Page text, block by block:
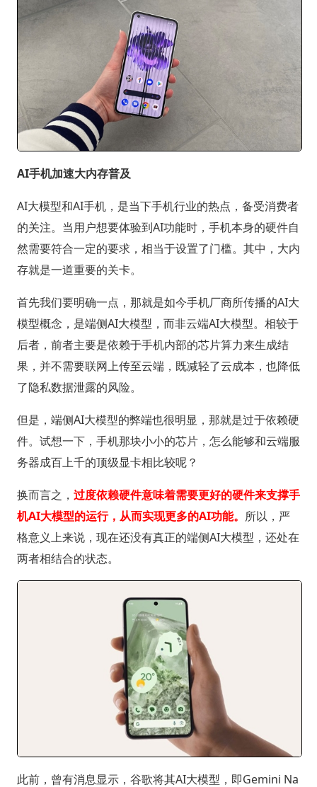
AI手机加速大内存普及
AI大模型和AI手机，是当下手机行业的热点，备受消费者
的关注。当用户想要体验到AI功能时，手机本身的硬件自
然需要符合一定的要求，相当于设置了门槛。其中，大内
存就是一道重要的关卡。
首先我们要明确一点，那就是如今手机厂商所传播的AI大
模型概念，是端侧AI大模型，而非云端AI大模型。相较于
后者，前者主要是依赖于手机内部的芯片算力来生成结
果，并不需要联网上传至云端，既减轻了云成本，也降低
了隐私数据泄露的风险。
但是，端侧AI大模型的弊端也很明显，那就是过于依赖硬
件。试想一下，手机那块小小的芯片，怎么能够和云端服
务器成百上千的顶级显卡相比较呢？
换而言之， 过度依赖硬件意味着需要更好的硬件来支撑手
机AI大模型的运行，从而实现更多的AI功能。 所以，严
格意义上来说，现在还没有真正的端侧AI大模型，还处在
两者相结合的状态。
此前，曾有消息显示，谷歌将其AI大模型，即Gemini Na